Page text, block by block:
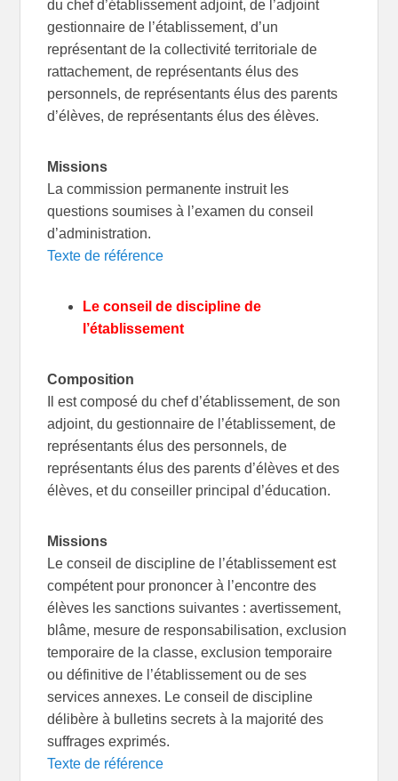
du chef d’établissement adjoint, de l’adjoint
gestionnaire de l’établissement, d’un
représentant de la collectivité territoriale de
rattachement, de représentants élus des
personnels, de représentants élus des parents
d’élèves, de représentants élus des élèves.
Missions
La commission permanente instruit les
questions soumises à l’examen du conseil
d’administration.
Texte de référence
Le conseil de discipline de
l’établissement
Composition
Il est composé du chef d’établissement, de son
adjoint, du gestionnaire de l’établissement, de
représentants élus des personnels, de
représentants élus des parents d’élèves et des
élèves, et du conseiller principal d’éducation.
Missions
Le conseil de discipline de l’établissement est
compétent pour prononcer à l’encontre des
élèves les sanctions suivantes : avertissement,
blâme, mesure de responsabilisation, exclusion
temporaire de la classe, exclusion temporaire
ou définitive de l’établissement ou de ses
services annexes. Le conseil de discipline
délibère à bulletins secrets à la majorité des
suffrages exprimés.
Texte de référence